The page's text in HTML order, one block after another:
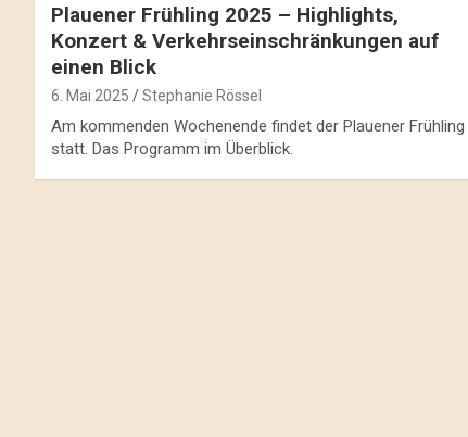
Plauener Frühling 2025 – Highlights,
Konzert & Verkehrseinschränkungen auf
einen Blick
6. Mai 2025 Stephanie Rössel
Am kommenden Wochenende findet der Plauener Frühling
statt. Das Programm im Überblick.